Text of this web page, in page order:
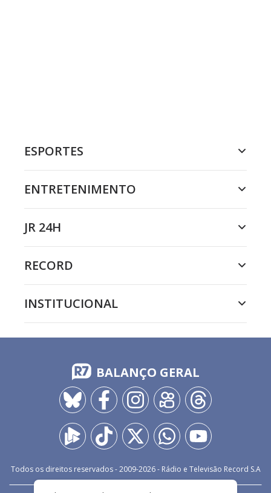
ESPORTES
ENTRETENIMENTO
JR 24H
RECORD
INSTITUCIONAL
BALANÇO GERAL
Todos os direitos reservados - 2009-2026- Rádio e Televisão Record S.A